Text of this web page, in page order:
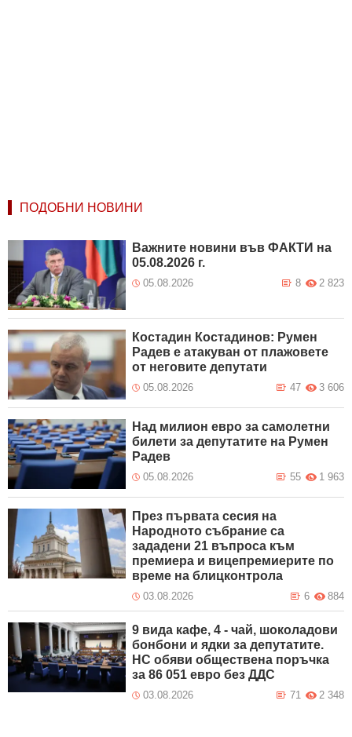
ПОДОБНИ НОВИНИ
Важните новини във ФАКТИ на
05.08.2026 г.
05.08.2026 2 823
8
Костадин Костадинов: Румен
Радев е атакуван от плажoвете
от неговите депутати
05.08.2026 3 606
47
Над милион евро за самолетни
билети за депутатите на Румен
Радев
05.08.2026 1 963
55
През първата сесия на
Народното събрание са
зададени 21 въпроса към
премиера и вицепремиерите по
време на блицконтрола
03.08.2026 884
6
9 вида кафе, 4 - чай, шоколадови
бонбони и ядки за депутатите.
НС обяви обществена поръчка
за 86 051 евро без ДДС
03.08.2026 2 348
71